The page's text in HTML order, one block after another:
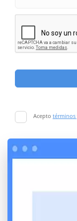
Acepto términos